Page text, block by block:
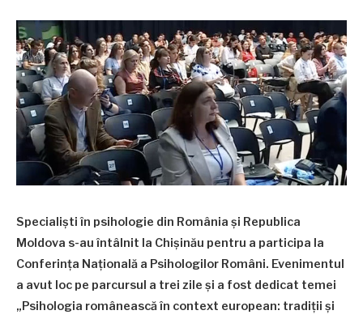
Specialiști în psihologie din România și Republica
Moldova s-au întâlnit la Chișinău pentru a participa la
Conferința Națională a Psihologilor Români. Evenimentul
a avut loc pe parcursul a trei zile și a fost dedicat temei
„Psihologia românească în context european: tradiții și